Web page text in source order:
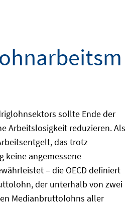
sollte Ende der
Arbeitslosigkeit reduzieren. Als
das trotz
keine angemessene
– die OECD definiert
der unterhalb von zwei
Medianbruttolohns aller